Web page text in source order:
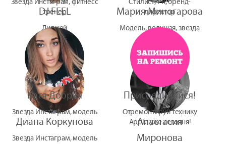
DJ FEEL
Диджей
Мария Миногарова
Модель, ведущая, звезда
Диана Коркунова
Звезда Инстаграм, модель
Анастасия
Миронова
Звезда Инстаграм, фитнесс
тренер
Стилист, PR, бренд-
директор
Катя Добрая
Звезда Инстаграм, модель
Присоединяйся!
Отремонтируй технику
Apple уже сегодня!